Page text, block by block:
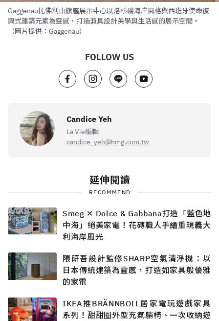
Gaggenau比佛利山旗艦展示中心以洛杉磯海岸風格與西班牙使命復
興式建築元素為靈感，打造兼具設計美學與生活感的展示空間。
（圖片提供：Gaggenau）
FOLLOW US
Candice Yeh
La Vie編輯
candice_yeh@hmg.com.tw
延伸閱讀
RECOMMEND
Smeg ✕ Dolce & Gabbana打造「藍色地
中海」絕美家電！花磚職人手繪重現義大
利海岸風光
隈研吾設計監修SHARP空氣清淨機：以
日本傳統建築為靈感，打造如家具般優雅
的家電
IKEA推BRÄNNBOLL居家電玩遊戲家具
系列！甜甜圈外型充氣躺椅、一次收納遊